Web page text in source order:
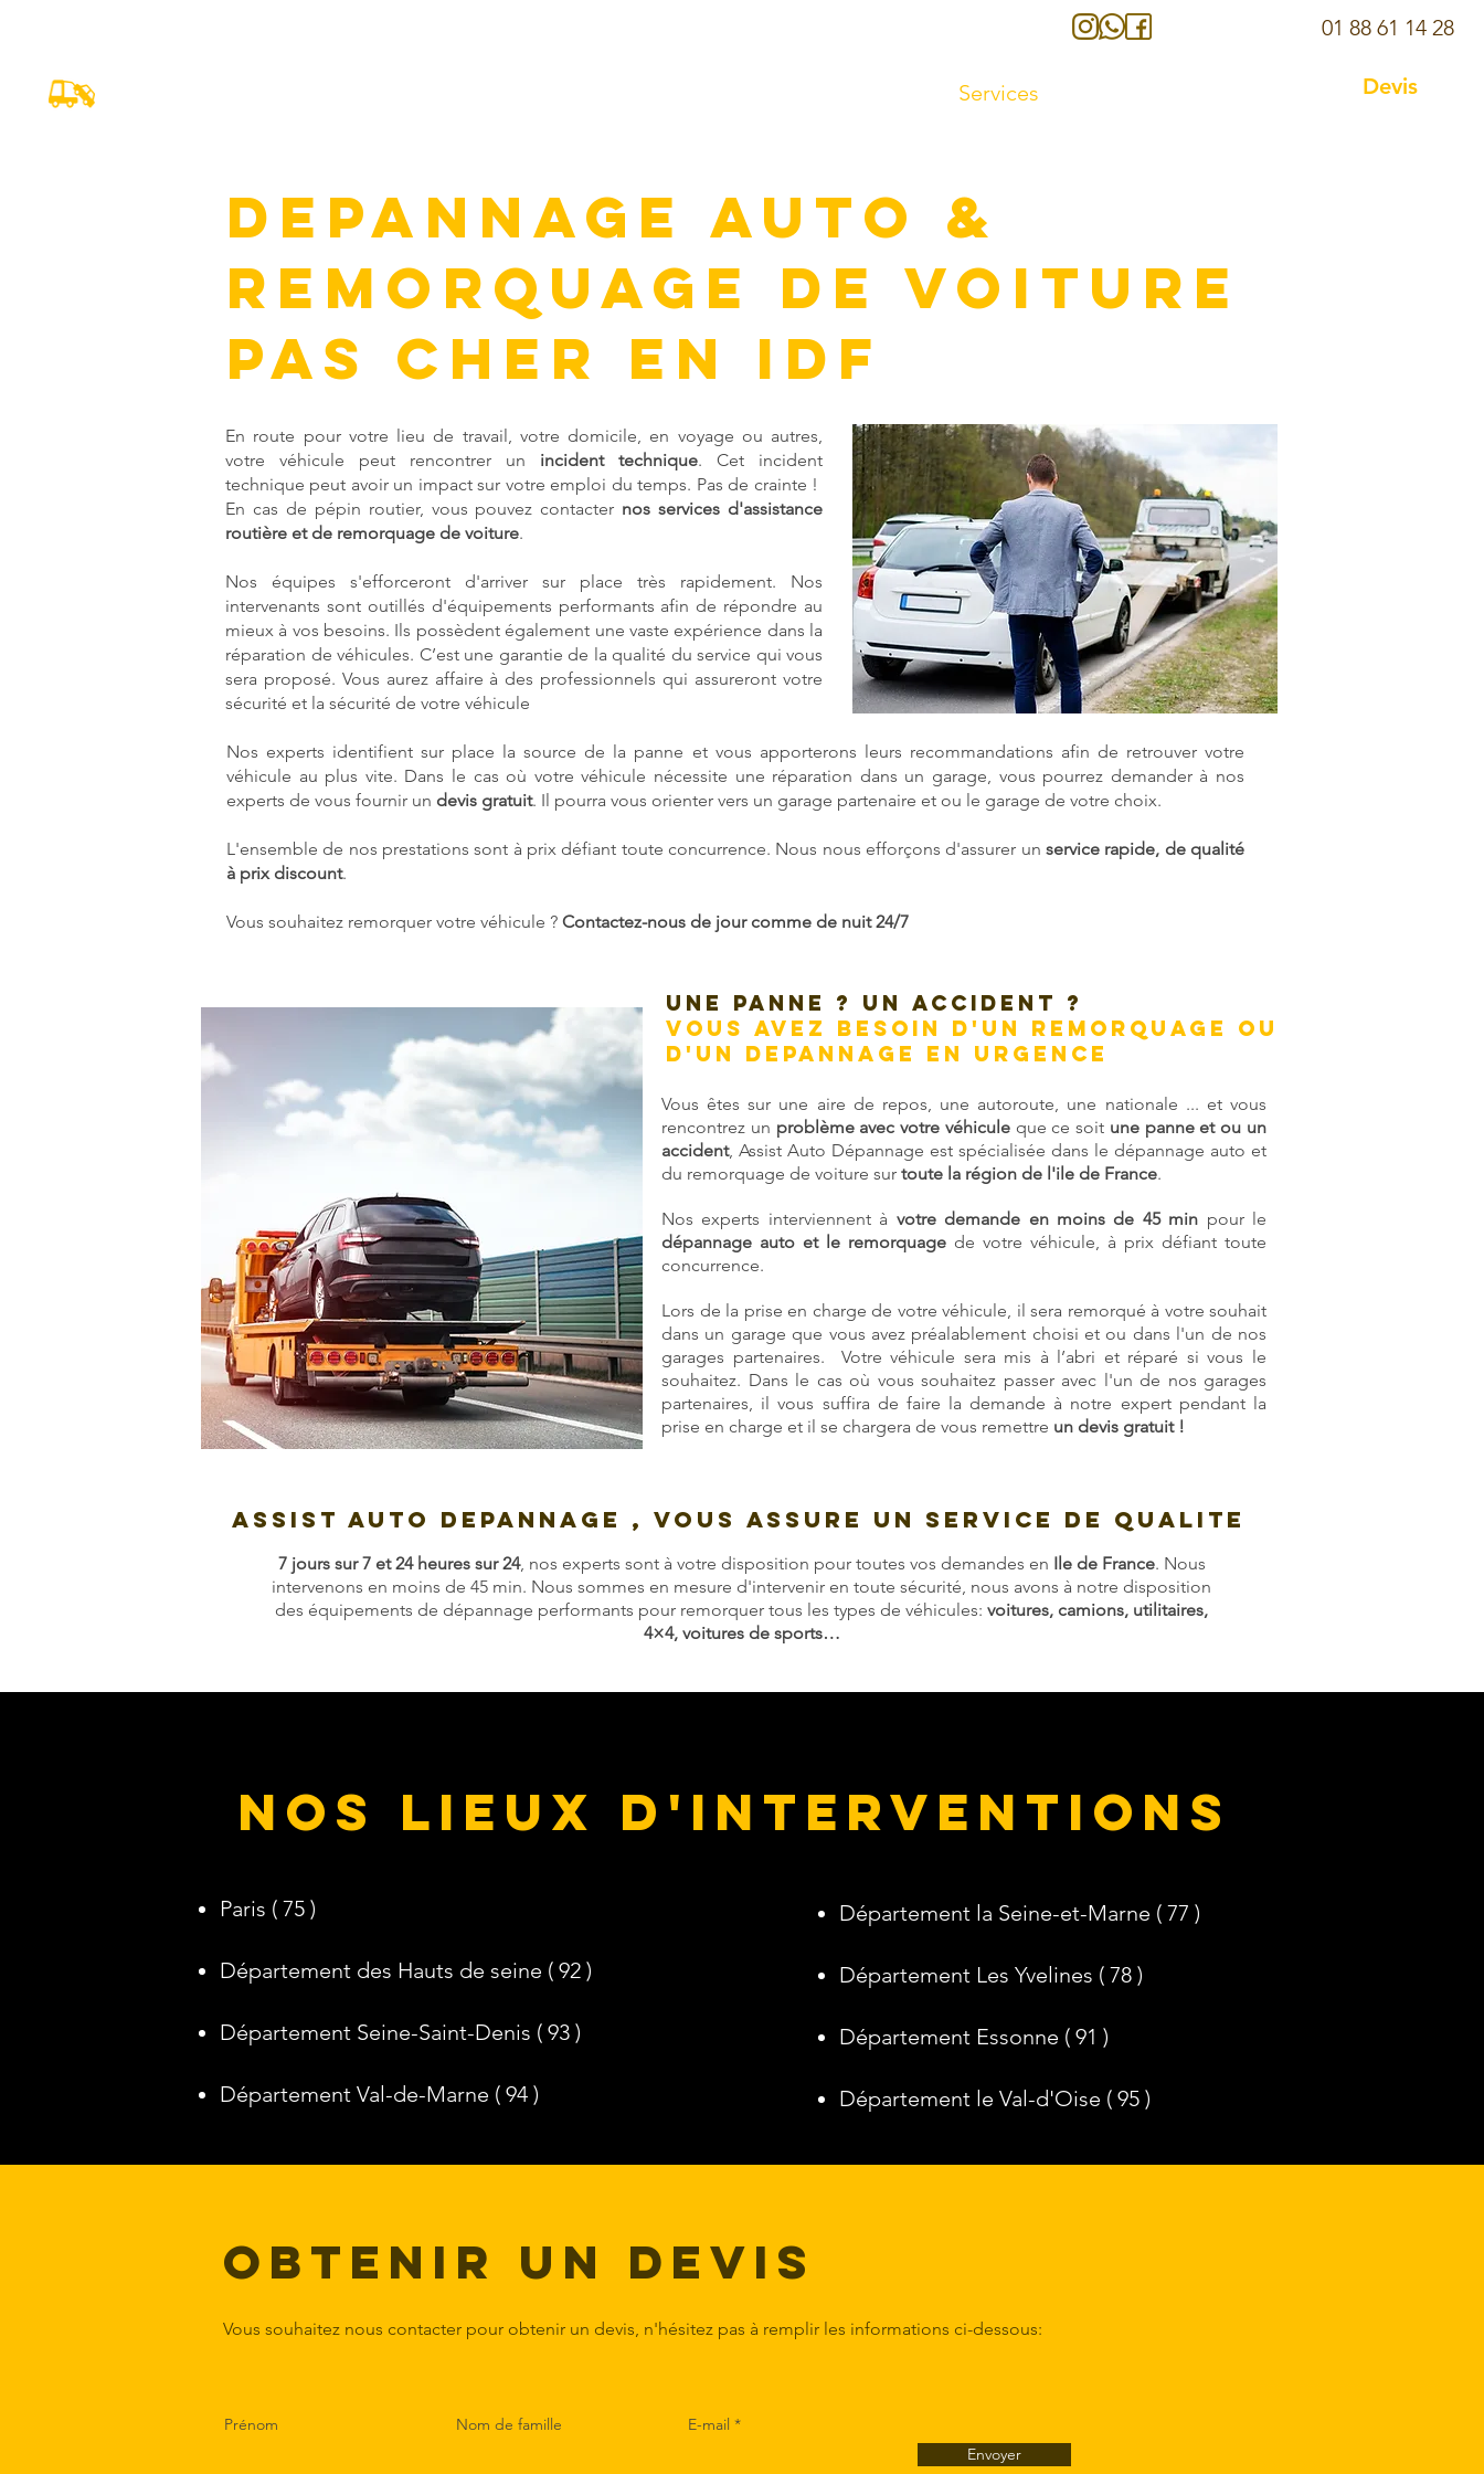
01 88 61 14 28
Devis
Services
DEPANNAGE AUTO &
REMORQUAGE de VOITURE
PAS CHER EN IDF
En route pour votre lieu de travail, votre domicile, en voyage ou autres,
votre véhicule peut rencontrer un incident technique. Cet incident
technique peut avoir un impact sur votre emploi du temps. Pas de crainte !
En cas de pépin routier, vous pouvez contacter nos services d'assistance
routière et de remorquage de voiture.
Nos équipes s'efforceront d'arriver sur place très rapidement. Nos
intervenants sont outillés d'équipements performants afin de répondre au
mieux à vos besoins. Ils possèdent également une vaste expérience dans la
réparation de véhicules. C’est une garantie de la qualité du service qui vous
sera proposé. Vous aurez affaire à des professionnels qui assureront votre
sécurité et la sécurité de votre véhicule
Nos experts identifient sur place la source de la panne et vous apporterons leurs recommandations afin de retrouver votre
véhicule au plus vite. Dans le cas où votre véhicule nécessite une réparation dans un garage, vous pourrez demander à nos
experts de vous fournir un devis gratuit. Il pourra vous orienter vers un garage partenaire et ou le garage de votre choix.
L'ensemble de nos prestations sont à prix défiant toute concurrence. Nous nous efforçons d'assurer un service rapide, de qualité
à prix discount.
Vous souhaitez remorquer votre véhicule ? Contactez-nous de jour comme de nuit 24/7
UNE PANNE ? UN ACCIDENT ?
VOUS AVEZ BESOIN D'UN REMORQUAGE OU
D'UN DEPANNAGE EN URGENCE
Vous êtes sur une aire de repos, une autoroute, une nationale ... et vous
rencontrez un problème avec votre véhiculeque ce soit une panne et ou un
accident, Assist Auto Dépannage est spécialisée dans le dépannage auto et
du remorquage de voiture sur toute la région de l'ile de France.
Nos experts interviennent à votre demande en moins de 45 min pour le
dépannage auto et le remorquage de votre véhicule, à prix défiant toute
concurrence.
Lors de la prise en charge de votre véhicule, il sera remorqué à votre souhait
dans un garage que vous avez préalablement choisi et ou dans l'un de nos
garages partenaires. Votre véhicule sera mis à l’abri et réparé si vous le
souhaitez. Dans le cas où vous souhaitez passer avec l'un de nos garages
partenaires, il vous suffira de faire la demande à notre expert pendant la
prise en charge et il se chargera de vous remettre un devis gratuit !
Assist AUTO DEPANNAGE , VOUS ASSURE UN SERVICE DE QUALITE
7 jours sur 7 et 24 heures sur 24, nos experts sont à votre disposition pour toutes vos demandes en Ile de France. Nous
intervenons en moins de 45 min. Nous sommes en mesure d'intervenir en toute sécurité, nous avons à notre disposition
des équipements de dépannage performants pour remorquer tous les types de véhicules: voitures, camions, utilitaires,
4×4, voitures de sports…
Nos Lieux d'interventions
Paris ( 75 )
Département des Hauts de seine ( 92 )
Département Seine-Saint-Denis ( 93 )
Département Val-de-Marne ( 94 )
Département la Seine-et-Marne ( 77 )
Département Les Yvelines ( 78 )
Département Essonne ( 91 )
Département le Val-d'Oise ( 95 )
Obtenir un devis
Vous souhaitez nous contacter pour obtenir un devis, n'hésitez pas à remplir les informations ci-dessous:
Prénom Nom de famille
E-mail
Envoyer